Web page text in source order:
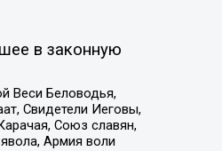
в законную
Веси Беловодья,
Свидетели Иеговы,
Союз славян,
Армия воли